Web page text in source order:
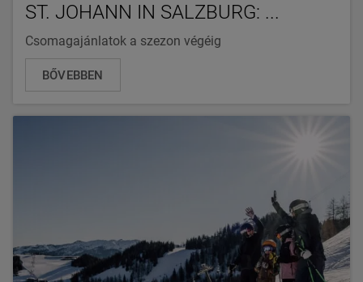
ST. JOHANN IN SALZBURG: ...
Csomagajánlatok a szezon végéig
BŐVEBBEN